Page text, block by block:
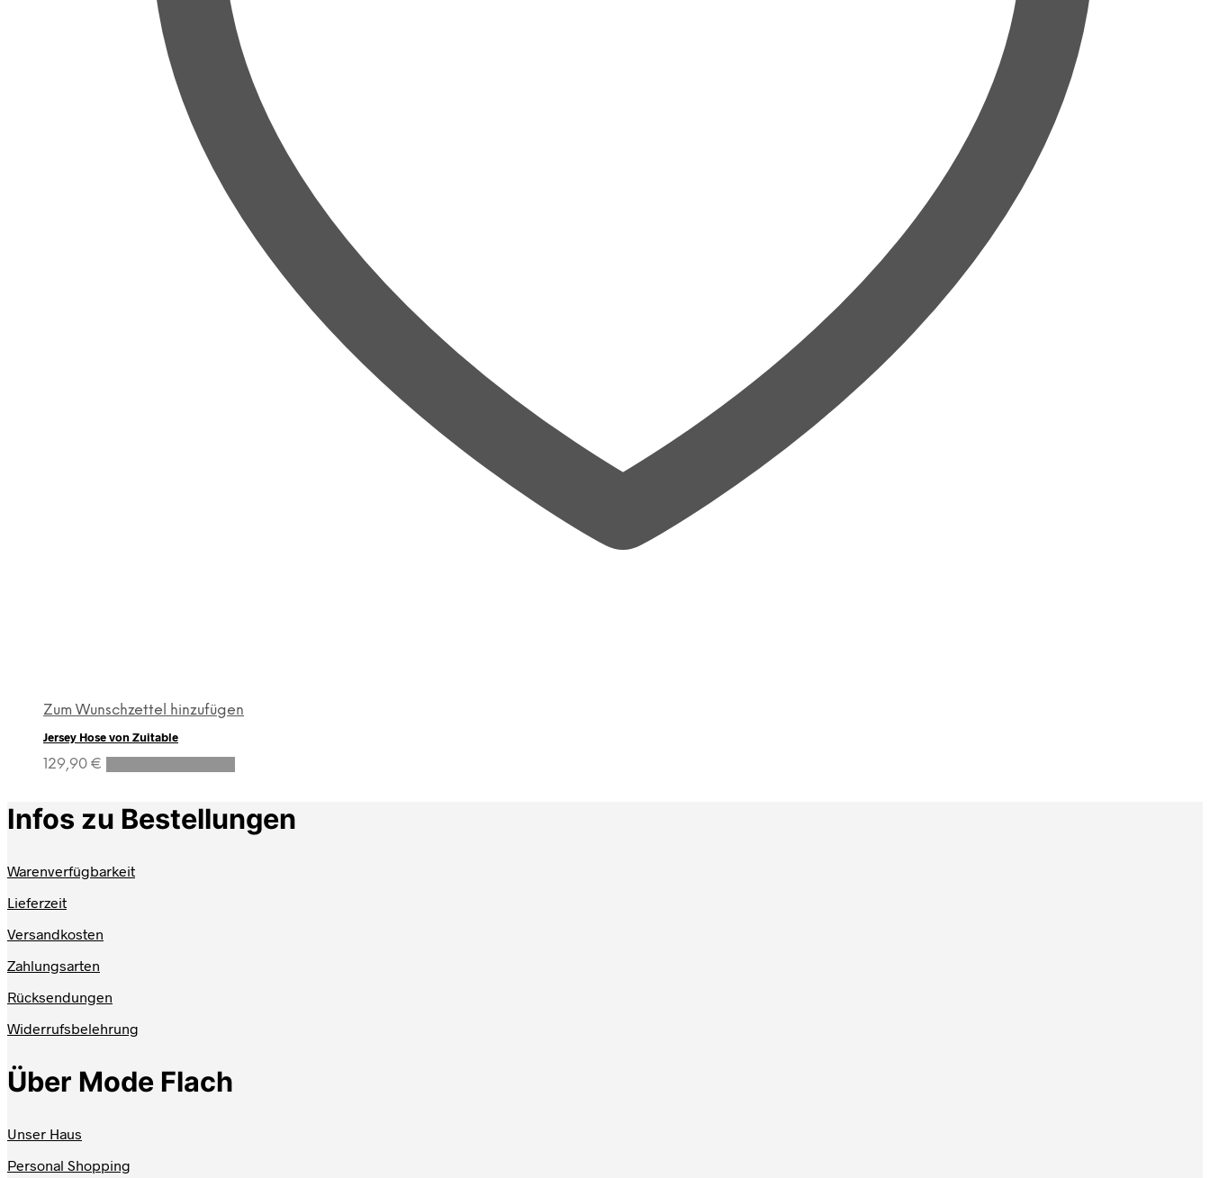
Zum Wunschzettel hinzufügen
Jersey Hose von Zuitable
129,90 €
Dieses
mehrere
Varianten
Infos zu Bestellungen
Warenverfügbarkeit
Lieferzeit
Versandkosten
Zahlungsarten
Rücksendungen
Widerrufsbelehrung
Über Mode Flach
Unser Haus
Personal Shopping